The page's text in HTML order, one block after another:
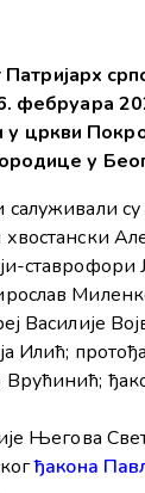
фебруара
у цркви
у
салуживали
ставрофори
Василије
Илић;
Његова
ђакона